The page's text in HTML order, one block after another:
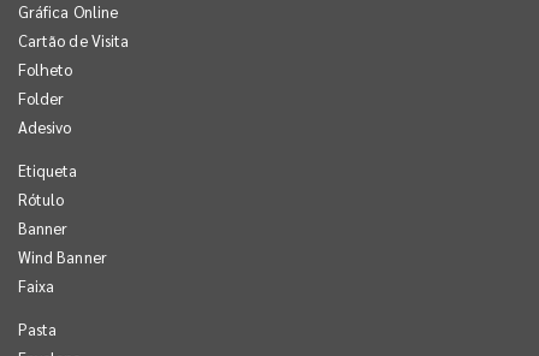
Gráfica Online
Cartão de Visita
Folheto
Folder
Adesivo
Etiqueta
Rótulo
Banner
Wind Banner
Faixa
Pasta